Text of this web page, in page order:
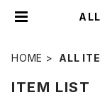
HOME ALL
ITEM LIST